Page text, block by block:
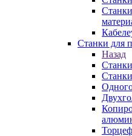
Станки для
Назад